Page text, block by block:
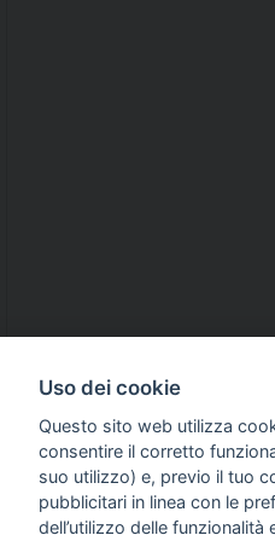
INFO SULL'AZIENDA
Uso dei cookie
Questo sito web utilizza
consentire il corretto
suo utilizzo) e, previo il tuo
pubblicitari in linea con le
dell’utilizzo delle